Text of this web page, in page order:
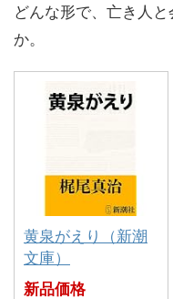
どんな形で、亡き人
か。
黄泉がえり（新潮
文庫）
新品価格